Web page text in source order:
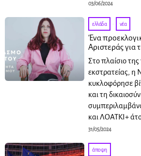
03/06/2024
ελλάδα · νέα
Ένα
Αριστεράς για
Στο πλαίσιο
εκστρατείας, η
κυκλοφόρησε
και τη
και ΛΟΑΤΚΙ+
31/05/2024
άποψη